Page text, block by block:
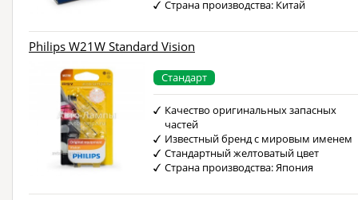
Страна производства: Китай
Philips W21W Standard Vision
Стандарт
Качество оригинальных запасных
частей
Известный бренд с мировым именем
Стандартный желтоватый цвет
Страна производства: Япония